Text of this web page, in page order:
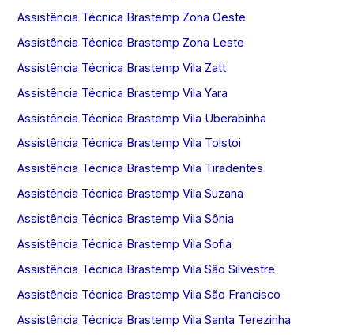
Assistência Técnica Brastemp Zona Oeste
Assistência Técnica Brastemp Zona Leste
Assistência Técnica Brastemp Vila Zatt
Assistência Técnica Brastemp Vila Yara
Assistência Técnica Brastemp Vila Uberabinha
Assistência Técnica Brastemp Vila Tolstoi
Assistência Técnica Brastemp Vila Tiradentes
Assistência Técnica Brastemp Vila Suzana
Assistência Técnica Brastemp Vila Sônia
Assistência Técnica Brastemp Vila Sofia
Assistência Técnica Brastemp Vila São Silvestre
Assistência Técnica Brastemp Vila São Francisco
Assistência Técnica Brastemp Vila Santa Terezinha